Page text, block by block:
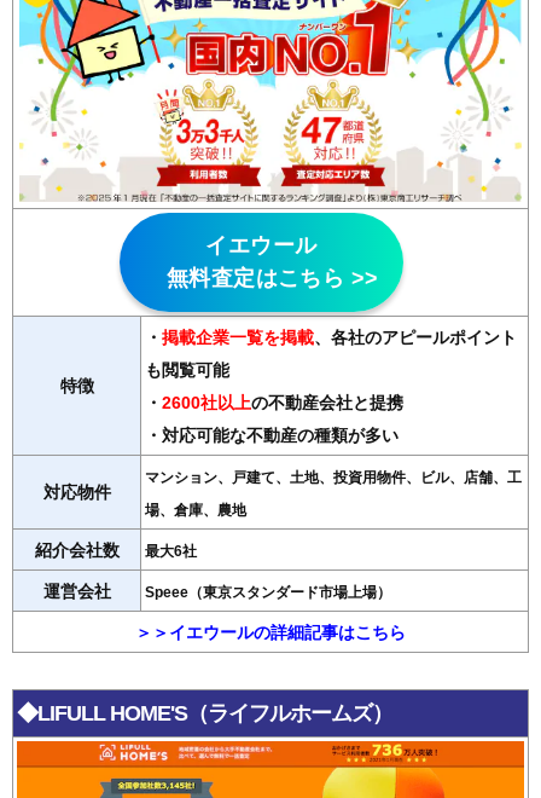
イエウール
無料査定はこちら >>
特徴
・ 掲載企業一覧を掲載、各社のアピールポイント
も閲覧可能
・ 2600社以上の不動産会社と提携
・対応可能な不動産の種類が多い
対応物件
マンション、戸建て、土地、投資用物件、ビル、店舗、工
場、倉庫、農地
紹介会社数 最大6社
運営会社 Speee（東京スタンダード市場上場）
＞＞イエウールの詳細記事はこちら
◆LIFULL HOME'S（ライフルホームズ）